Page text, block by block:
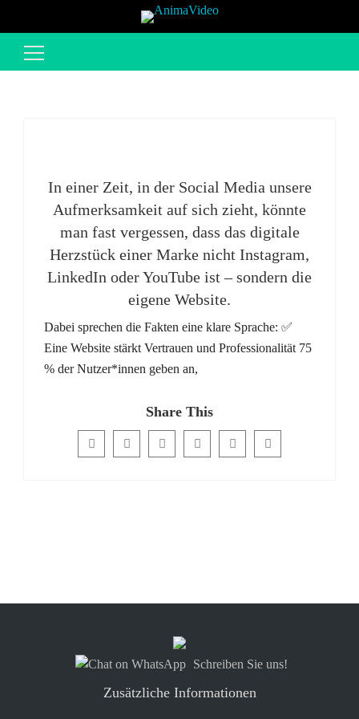
Suchen
In einer Zeit, in der Social Media unsere
Aufmerksamkeit auf sich zieht, könnte
man fast vergessen, dass das digitale
Herzstück einer Marke nicht Instagram,
LinkedIn oder YouTube ist – sondern die
eigene Website.
Dabei sprechen die Fakten eine klare Sprache: ✅
Eine Website stärkt Vertrauen und Professionalität 75
% der Nutzer*innen geben an,
Share This
Schreiben Sie uns!
Zusätzliche Informationen